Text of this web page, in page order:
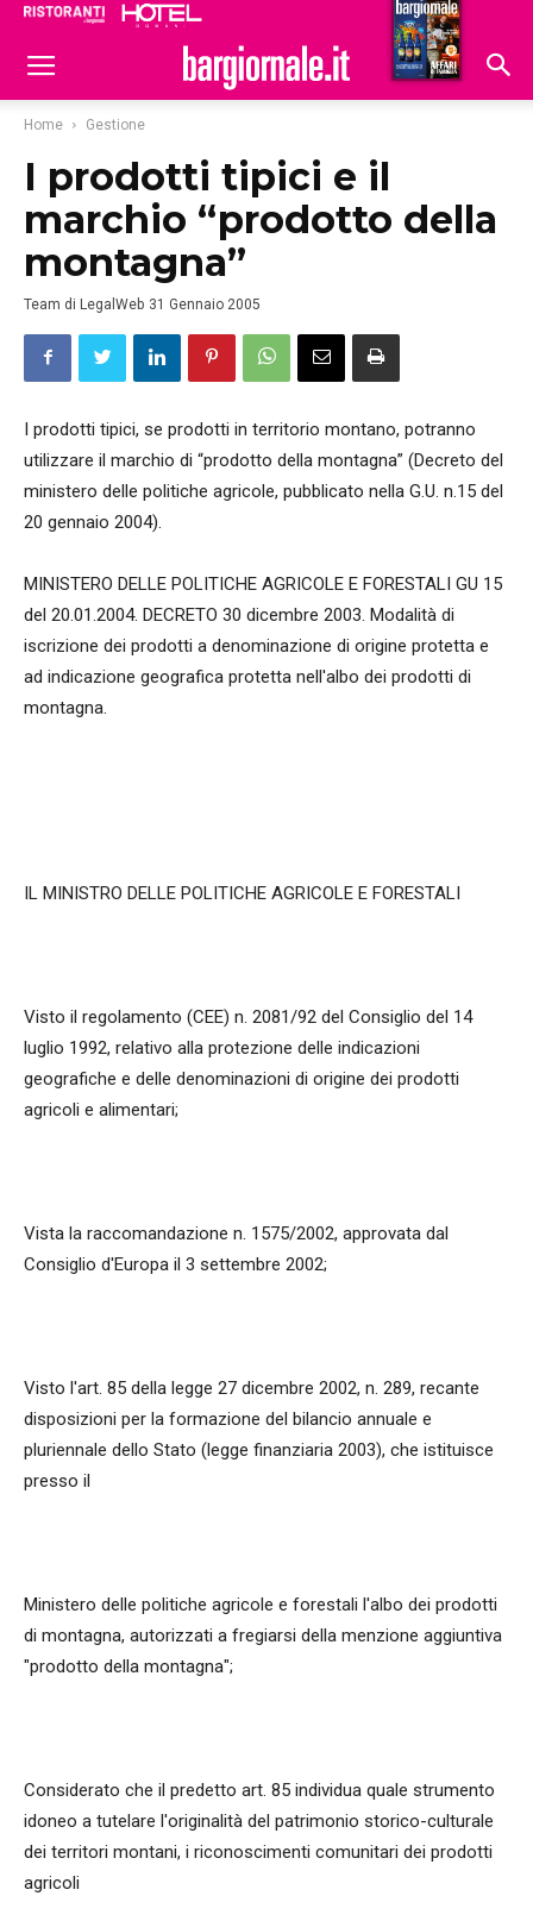
Hoteldomani
Home Gestione
I prodotti tipici e il
marchio “prodotto della
montagna”
Team di LegalWeb 31 Gennaio 2005
I prodotti tipici, se prodotti in territorio montano, potranno
utilizzare il marchio di “prodotto della montagna” (Decreto del
ministero delle politiche agricole, pubblicato nella G.U. n.15 del
20 gennaio 2004).
MINISTERO DELLE POLITICHE AGRICOLE E FORESTALI GU 15
del 20.01.2004. DECRETO 30 dicembre 2003. Modalità di
iscrizione dei prodotti a denominazione di origine protetta e
ad indicazione geografica protetta nell'albo dei prodotti di
montagna.
IL MINISTRO DELLE POLITICHE AGRICOLE E FORESTALI
Visto il regolamento (CEE) n. 2081/92 del Consiglio del 14
luglio 1992, relativo alla protezione delle indicazioni
geografiche e delle denominazioni di origine dei prodotti
agricoli e alimentari;
Vista la raccomandazione n. 1575/2002, approvata dal
Consiglio d'Europa il 3 settembre 2002;
Visto l'art. 85 della legge 27 dicembre 2002, n. 289, recante
disposizioni per la formazione del bilancio annuale e
pluriennale dello Stato (legge finanziaria 2003), che istituisce
presso il
Ministero delle politiche agricole e forestali l'albo dei prodotti
di montagna, autorizzati a fregiarsi della menzione aggiuntiva
"prodotto della montagna";
Considerato che il predetto art. 85 individua quale strumento
idoneo a tutelare l'originalità del patrimonio storico-culturale
dei territori montani, i riconoscimenti comunitari dei prodotti
agricoli